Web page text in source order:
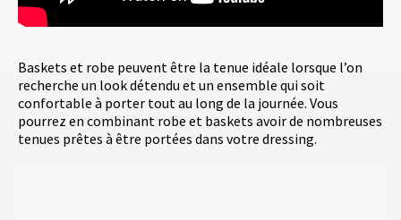
Baskets et robe peuvent être la tenue idéale lorsque l’on
recherche un look détendu et un ensemble qui soit
confortable à porter tout au long de la journée. Vous
pourrez en combinant robe et baskets avoir de nombreuses
tenues prêtes à être portées dans votre dressing.